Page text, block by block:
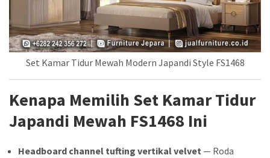
Set Kamar Tidur Mewah Modern Japandi Style FS1468
Kenapa Memilih Set Kamar Tidur
Japandi Mewah FS1468 Ini
Headboard channel tufting vertikal velvet — Roda